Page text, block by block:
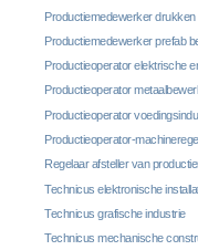
Productiemedewerker drukken
Productiemedewerker prefab
Productieoperator elektrische
Productieoperator
Productieoperator
Productieoperator-
Regelaar afsteller van
Technicus elektronische
Technicus grafische industrie
Technicus mechanische